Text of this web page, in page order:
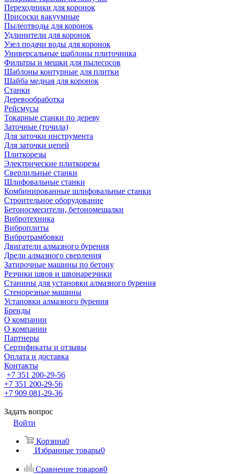
Переходники для коронок
Присоски вакуумные
Пылеотводы для коронок
Удлинители для коронок
Узел подачи воды для коронок
Универсальные шаблоны плиточника
Фильтры и мешки для пылесосов
Шаблоны контурные для плитки
Шайба медная для коронок
Станки
Деревообработка
Рейсмусы
Токарные станки по дереву
Заточные (точила)
Для заточки инструмента
Для заточки цепей
Плиткорезы
Электрические плиткорезы
Сверлильные станки
Шлифовальные станки
Комбинированные шлифовальные станки
Строительное оборудование
Бетоносмесители, бетономешалки
Вибротехника
Виброплиты
Вибротрамбовки
Двигатели алмазного бурения
Дрели алмазного сверления
Затирочные машины по бетону
Резчики швов и швонарезчики
Станины для установки алмазного бурения
Стенорезные машины
Установки алмазного бурения
Бренды
О компании
О компании
Партнеры
Cертификаты и отзывы
Оплата и доставка
Контакты
+7 351 200-29-56
+7 351 200-29-56
+7 909 081-29-36
Задать вопрос
Войти
Корзина0
Избранные товары0
Сравнение товаров0